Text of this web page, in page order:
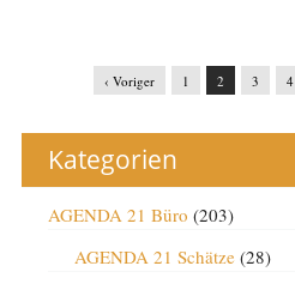
‹ Voriger 1 2 3 4
Kategorien
AGENDA 21 Büro (203)
AGENDA 21 Schätze(28)